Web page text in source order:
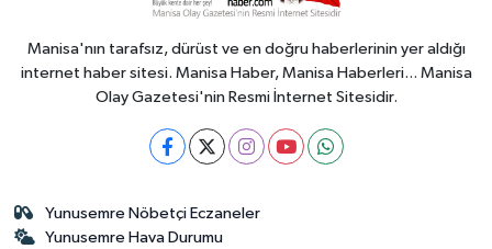
Manisa'nın tarafsız, dürüst ve en doğru haberlerinin yer aldığı
internet haber sitesi. Manisa Haber, Manisa Haberleri... Manisa
Olay Gazetesi'nin Resmi İnternet Sitesidir.
Yunusemre Nöbetçi Eczaneler
Yunusemre Hava Durumu